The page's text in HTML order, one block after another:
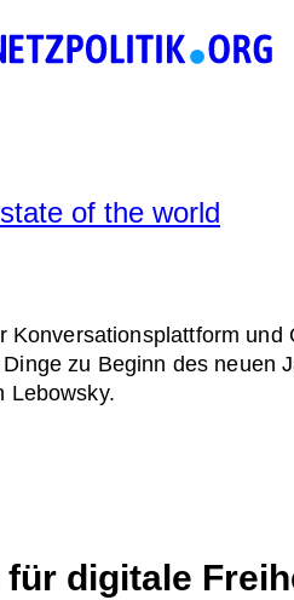
state of the world
zu Beginn des neuen
Lebowsky.
digitale